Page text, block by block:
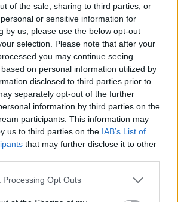
of the sale, sharing to third parties, or
or sensitive information for
by us, please use the below opt-out
selection. Please note that after your
you may continue seeing
on personal information utilized by
disclosed to third parties prior to
separately opt-out of the further
information by third parties on the
participants. This information may
us to third parties on the IAB’s List of
that may further disclose it to other
website/app uses one or more Google
Processing Opt Outs
τη φωτιά, βελτιωμένη εικόνα
Γεωργιάδη για τον ξυλοδαρμό της
απώλεια γνωστού Έλληνα
χαμηλούς τόνους για το Ιράν»
οι πυρκαγιές σε Χάραδρο και
στα Τριζόνια Βιντεο